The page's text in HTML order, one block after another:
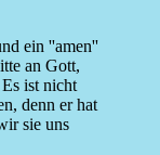
ein ''amen''
an Gott,
ist nicht
denn er hat
sie uns